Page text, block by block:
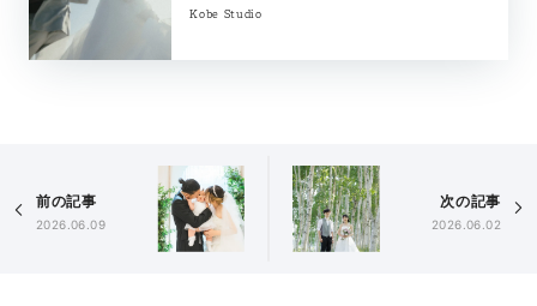
Kobe Studio
前の記事
2026.06.09
次の記事
2026.06.02